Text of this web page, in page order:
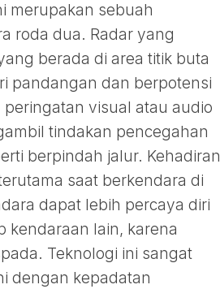
merupakan sebuah
roda dua. Radar yang
berada di area titik buta
pandangan dan berpotensi
visual atau audio
tindakan pencegahan
berpindah jalur. Kehadiran
saat berkendara di
dapat lebih percaya diri
kendaraan lain, karena
Teknologi ini sangat
dengan kepadatan